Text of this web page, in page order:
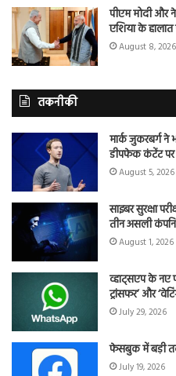
पीएम मोदी और
एशिया के हालात
August 8, 2026
तकनीकी
मार्क जुकरबर्ग
डीपफेक कंटेंट
August 5, 2026
साइबर सुरक्षा
तीन असली
August 1, 2026
व्हाट्सएप के नए
ट्रांसफर’ और
July 29, 2026
फेसबुक में बड़ी
July 19, 2026